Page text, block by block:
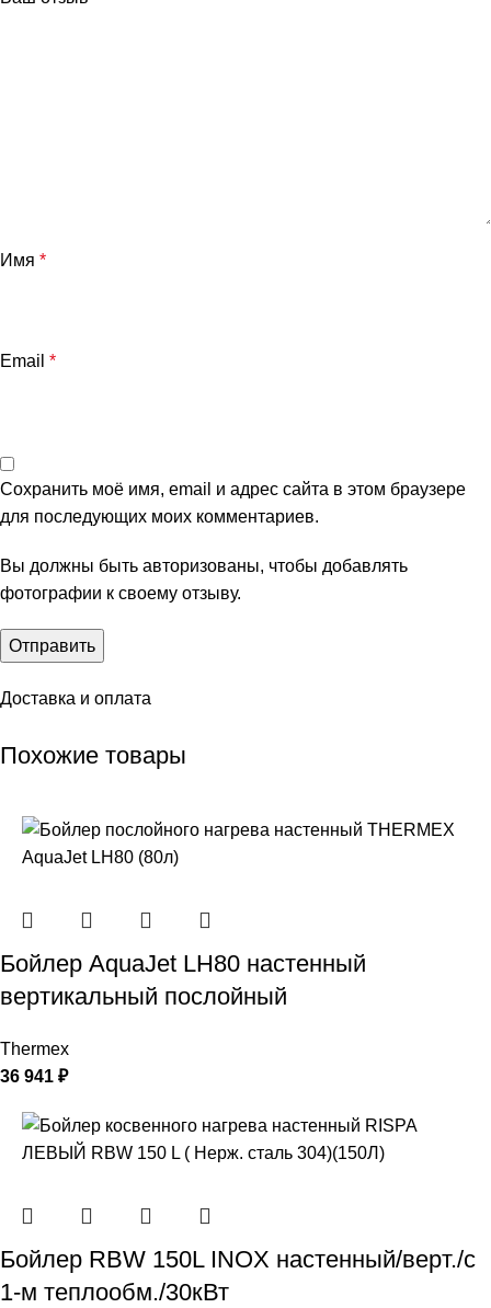
Имя *
Email *
Сохранить моё имя, email и адрес сайта в этом браузере
для последующих моих комментариев.
Вы должны быть авторизованы, чтобы добавлять
фотографии к своему отзыву.
Доставка и оплата
Похожие товары
Бойлер AquaJet LH80 настенный
вертикальный послойный
Thermex
36 941 ₽
Бойлер RBW 150L INOX настенный/верт./с
1-м теплообм./30кВт